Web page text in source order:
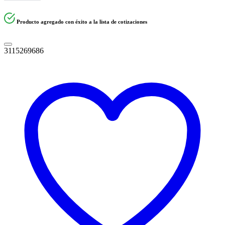
Producto agregado con éxito a la lista de cotizaciones
3115269686